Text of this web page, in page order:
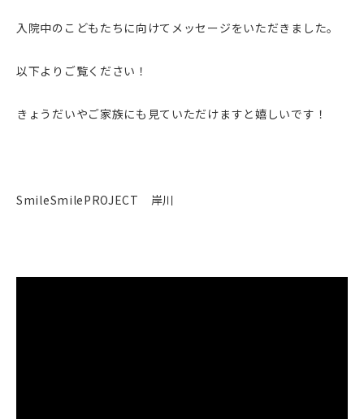
入院中のこどもたちに向けてメッセージをいただきました。
以下よりご覧ください！
きょうだいやご家族にも見ていただけますと嬉しいです！
SmileSmilePROJECT 岸川